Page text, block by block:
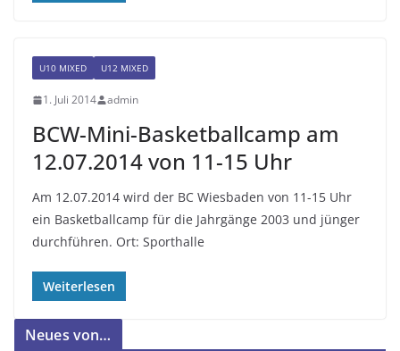
U10 MIXED U12 MIXED
1. Juli 2014 admin
BCW-Mini-Basketballcamp am
12.07.2014 von 11-15 Uhr
Am 12.07.2014 wird der BC Wiesbaden von 11-15 Uhr
ein Basketballcamp für die Jahrgänge 2003 und jünger
durchführen. Ort: Sporthalle
Weiterlesen
Neues von…